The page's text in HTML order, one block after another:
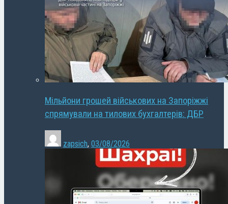
Мільйони грошей військових на Запоріжжі
спрямували на тилових бухгалтерів: ДБР
zapsich, 03/08/2026